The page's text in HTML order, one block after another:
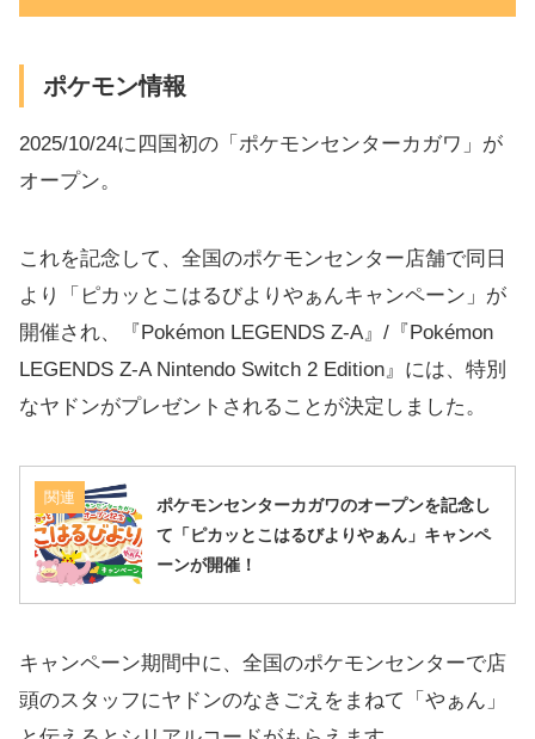
ポケモン情報
2025/10/24に四国初の「ポケモンセンターカガワ」が
オープン。
これを記念して、全国のポケモンセンター店舗で同日
より「ピカッとこはるびよりやぁんキャンペーン」が
開催され、『Pokémon LEGENDS Z-A』/『Pokémon
LEGENDS Z-A Nintendo Switch 2 Edition』には、特別
なヤドンがプレゼントされることが決定しました。
関連
ポケモンセンターカガワのオープンを記念し
て「ピカッとこはるびよりやぁん」キャンペ
ーンが開催！
キャンペーン期間中に、全国のポケモンセンターで店
頭のスタッフにヤドンのなきごえをまねて「やぁん」